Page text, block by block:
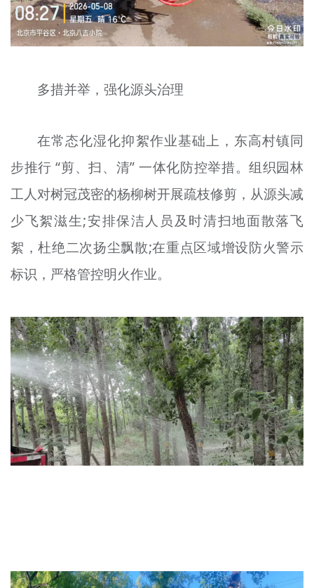
多措并举，强化源头治理
在常态化湿化抑絮作业基础上，东高村镇同
步推行 “剪、扫、清” 一体化防控举措。组织园林
工人对树冠茂密的杨柳树开展疏枝修剪，从源头减
少飞絮滋生;安排保洁人员及时清扫地面散落飞
絮，杜绝二次扬尘飘散;在重点区域增设防火警示
标识，严格管控明火作业。